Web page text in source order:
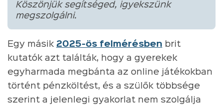
Köszönjük segítséged, igyekszünk
megszolgálni.
Egy másik 2025-ös felmérésben brit
kutatók azt találták, hogy a gyerekek
egyharmada megbánta az online játékokban
történt pénzköltést, és a szülők többsége
szerint a jelenlegi gyakorlat nem szolgálja